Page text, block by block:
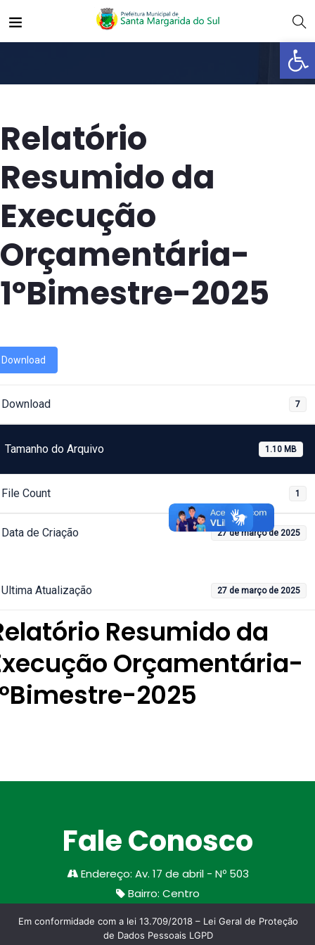
Abrir
Relatório
Resumido da
Execução
Orçamentária-
1ºBimestre-2025
Download
Download 7
Tamanho do Arquivo 1.10 MB
File Count 1
Data de Criação 27 de março de 2025
Ultima Atualização 27 de março de 2025
Resumido da
Orçamentária-
2025
Fale Conosco
Endereço: Av. 17 de abril - Nº 503
Bairro: Centro
CEP: 97335-000
Em conformidade com a lei 13.709/2018 – Lei Geral de Proteção
de Dados Pessoais LGPD